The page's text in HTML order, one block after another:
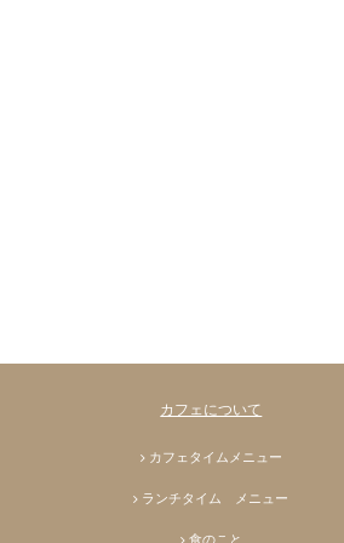
カフェについて
カフェタイムメニュー
ランチタイム メニュー
食のこと